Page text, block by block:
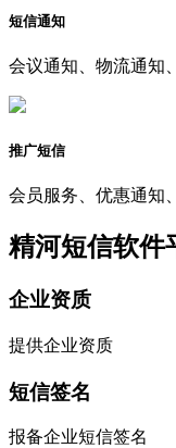
短信通知
会议通知、物流通知
推广短信
会员服务、优惠通知
精河短信软件
企业资质
提供企业资质
短信签名
报备企业短信签名